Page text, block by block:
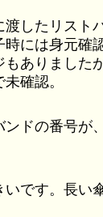
したリスト
時には身元確
もありました
確認。
ンドの番号が
いです。長い